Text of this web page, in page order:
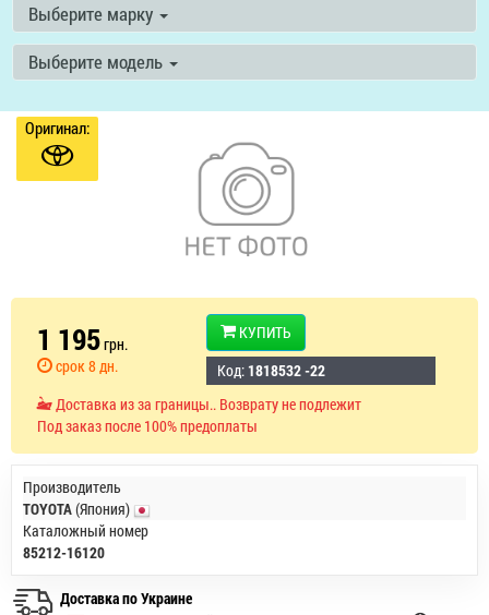
Выберите марку
Выберите модель
Оригинал:
1 195грн.
срок 8 дн.
КУПИТЬ
Код: 1818532 -22
Доставка из за границы.. Возврату не подлежит
Под заказ после 100% предоплаты
Производитель
TOYOTA(Япония)
Каталожный номер
85212-16120
Доставка по Украине